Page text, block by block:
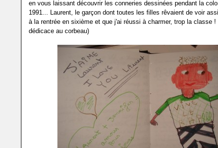
en vous laissant découvrir les conneries dessinées pendant la
1991... Laurent, le garçon dont toutes les filles rêvaient de voir
à la rentrée en sixième et que j'ai réussi à charmer, trop la classe !
dédicace au corbeau)